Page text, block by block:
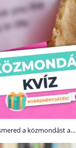
a közmondást a…